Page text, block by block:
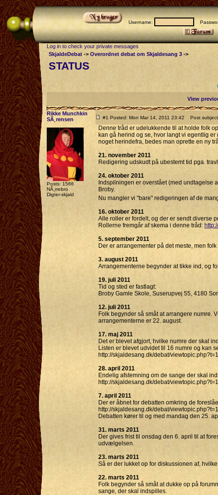
Username:
Log in to check your private messages
SkjaldeDebat -> Overordnet debat om Skjaldesang 3 ->
STATUS
View
Rikke Munchkin
SÃ¸rensen
Posts: 1566
NÃ¸rrebro
Digter-skjald
#1 Posted: Mon Mar 14, 2011 23:42 Post subject:
Denne tråd er udelukkende til at holde folk
kan gå herind og se, hvor langt vi egentlig
noget herindefra, bedes man oprette en ny
21. november 2011
Redigering udskudt på ubestemt tid pga.
24. oktober 2011
Indspilningen er overstået (med undtagelse
Broby.
Nu mangler vi "bare" redigeringen af de
16. oktober 2011
Alle roller er fordelt, og der er sendt diverse
Rollerne fremgår af skema i denne tråd:
5. september 2011
Der er arrangementer på det meste, men
3. august 2011
Arrangementerne begynder at tikke ind, og
19. juli 2011
Tid og sted er fastlagt:
Broby Gamle Skole, Suserupvej 55, 4180
12. juli 2011
Folk begynder så småt at arrangere numre.
arrangementerne er 22. august.
17. maj 2011
Det er blevet afgjort, hvilke numre der skal
Listen er blevet udvidet til 16 numre og kan
http://skjaldesang.dk/debat/
28. april 2011
Endelig afstemning om de sange der skal
http://skjaldesang.dk/debat/
7. april 2011
Der er åbnet for debatten omkring de
http://skjaldesang.dk/debat/
Debatten kører til og med mandag den 25.
31. marts 2011
Der gives frist til onsdag den 6. april til at
udvælgelsen.
23. marts 2011
Så er der lukket op for diskussionen af,
22. marts 2011
Folk begynder så småt at dukke op på
sange, der skal indspilles.